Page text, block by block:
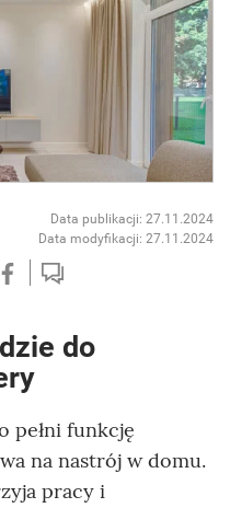
Data publikacji: 27.11.2024
Data modyfikacji: 27.11.2024
do
pełni funkcję
na nastrój w domu.
pracy i